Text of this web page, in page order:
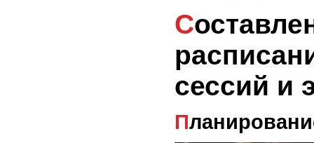
Составление
сессий и